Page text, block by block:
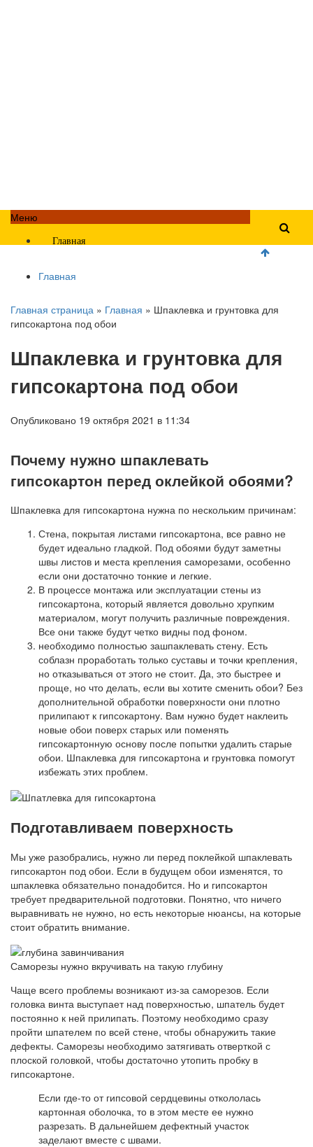
Меню
Главная
Главная
Главная страница » Главная » Шпаклевка и грунтовка для
гипсокартона под обои
Шпаклевка и грунтовка для
гипсокартона под обои
Опубликовано 19 октября 2021 в 11:34
Почему нужно шпаклевать
гипсокартон перед оклейкой обоями?
Шпаклевка для гипсокартона нужна по нескольким причинам:
Стена, покрытая листами гипсокартона, все равно не
будет идеально гладкой. Под обоями будут заметны
швы листов и места крепления саморезами, особенно
если они достаточно тонкие и легкие.
В процессе монтажа или эксплуатации стены из
гипсокартона, который является довольно хрупким
материалом, могут получить различные повреждения.
Все они также будут четко видны под фоном.
необходимо полностью зашпаклевать стену. Есть
соблазн проработать только суставы и точки крепления,
но отказываться от этого не стоит. Да, это быстрее и
проще, но что делать, если вы хотите сменить обои? Без
дополнительной обработки поверхности они плотно
прилипают к гипсокартону. Вам нужно будет наклеить
новые обои поверх старых или поменять
гипсокартонную основу после попытки удалить старые
обои. Шпаклевка для гипсокартона и грунтовка помогут
избежать этих проблем.
Подготавливаем поверхность
Мы уже разобрались, нужно ли перед поклейкой шпаклевать
гипсокартон под обои. Если в будущем обои изменятся, то
шпаклевка обязательно понадобится. Но и гипсокартон
требует предварительной подготовки. Понятно, что ничего
выравнивать не нужно, но есть некоторые нюансы, на которые
стоит обратить внимание.
Саморезы нужно вкручивать на такую ​​глубину
Чаще всего проблемы возникают из-за саморезов. Если
головка винта выступает над поверхностью, шпатель будет
постоянно к ней прилипать. Поэтому необходимо сразу
пройти шпателем по всей стене, чтобы обнаружить такие
дефекты. Саморезы необходимо затягивать отверткой с
плоской головкой, чтобы достаточно утопить пробку в
гипсокартоне.
Если где-то от гипсовой сердцевины откололась
картонная оболочка, то в этом месте ее нужно
разрезать. В дальнейшем дефектный участок
заделают вместе с швами.